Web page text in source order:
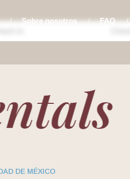
Sobre nosotros FAQ
⋅
DE MÉXICO